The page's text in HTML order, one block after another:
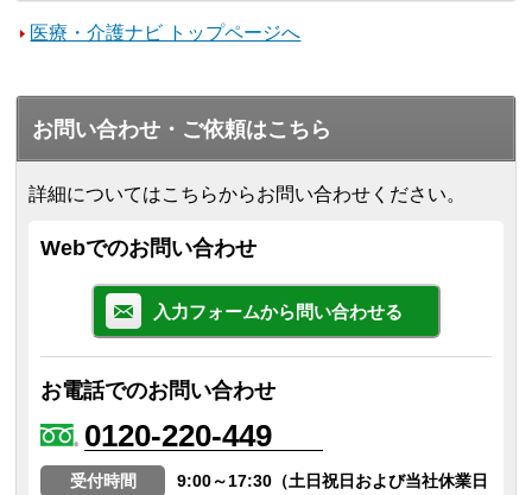
医療・介護ナビ トップページへ
お問い合わせ・ご依頼はこちら
詳細についてはこちらからお問い合わせください。
Webでのお問い合わせ
入力フォームから問い合わせる
お電話でのお問い合わせ
0120-220-449
受付時間
9:00～17:30（土日祝日および当社休業日